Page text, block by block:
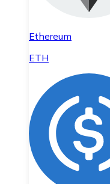
Ethereum
ETH